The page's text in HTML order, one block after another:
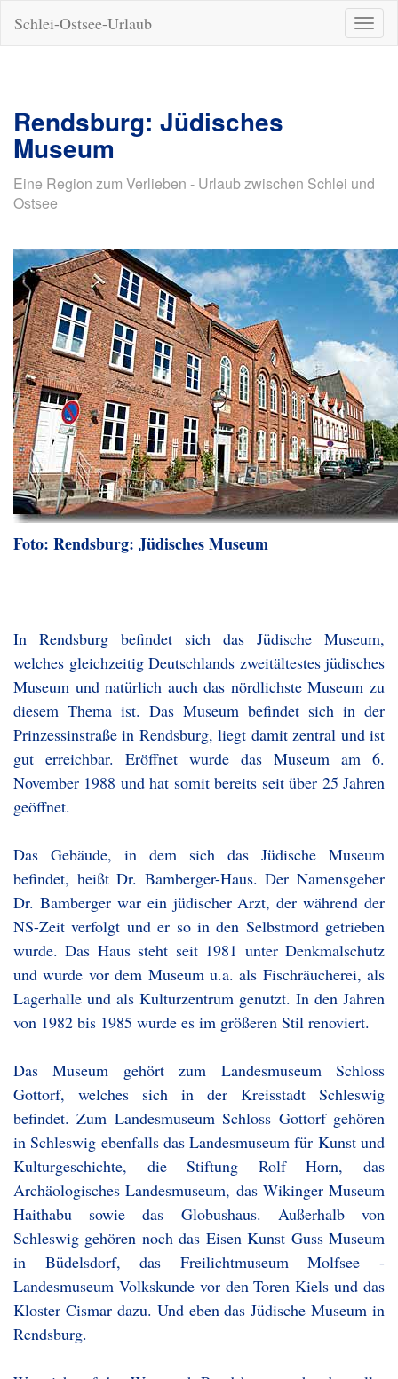
ein-/
Schlei-Ostsee-Urlaub
Rendsburg: Jüdisches
Museum
Eine Region zum Verlieben - Urlaub zwischen Schlei und
Ostsee
Foto: Rendsburg: Jüdisches Museum
In Rendsburg befindet sich das Jüdische Museum,
welches gleichzeitig Deutschlands zweitältestes jüdisches
Museum und natürlich auch das nördlichste Museum zu
diesem Thema ist. Das Museum befindet sich in der
Prinzessinstraße in Rendsburg, liegt damit zentral und ist
gut erreichbar. Eröffnet wurde das Museum am 6.
November 1988 und hat somit bereits seit über 25 Jahren
geöffnet.
Das Gebäude, in dem sich das Jüdische Museum
befindet, heißt Dr. Bamberger-Haus. Der Namensgeber
Dr. Bamberger war ein jüdischer Arzt, der während der
NS-Zeit verfolgt und er so in den Selbstmord getrieben
wurde. Das Haus steht seit 1981 unter Denkmalschutz
und wurde vor dem Museum u.a. als Fischräucherei, als
Lagerhalle und als Kulturzentrum genutzt. In den Jahren
von 1982 bis 1985 wurde es im größeren Stil renoviert.
Das Museum gehört zum Landesmuseum Schloss
Gottorf, welches sich in der Kreisstadt Schleswig
befindet. Zum Landesmuseum Schloss Gottorf gehören
in Schleswig ebenfalls das Landesmuseum für Kunst und
Kulturgeschichte, die Stiftung Rolf Horn, das
Archäologisches Landesmuseum, das Wikinger Museum
Haithabu sowie das Globushaus. Außerhalb von
Schleswig gehören noch das Eisen Kunst Guss Museum
in Büdelsdorf, das Freilichtmuseum Molfsee -
Landesmuseum Volkskunde vor den Toren Kiels und das
Kloster Cismar dazu. Und eben das Jüdische Museum in
Rendsburg.